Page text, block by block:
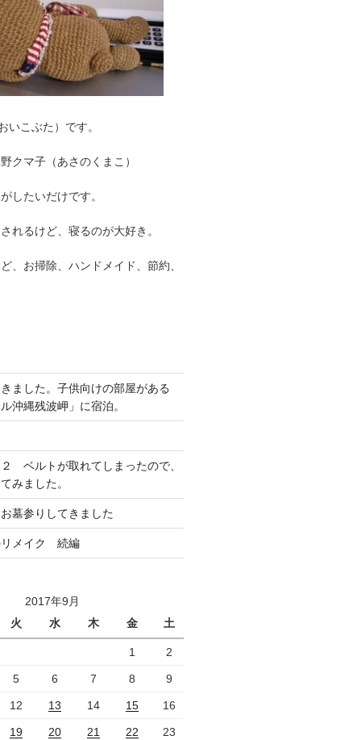
いこぶた）です。
クマ子（あさのくまこ）
したいだけです。
れるけど、寝るのが大好き。
、お掃除、ハンドメイド、節約、
ました。子供向けの部屋がある
沖縄残波岬」に宿泊。
ベルトが取れてしまったので、
みました。
墓参りしてきました
リメイク 続編
2017年9月
火
水 木 金 土
1 2
5 6 7 8 9
12 13 14 15 16
19 20 21 22 23